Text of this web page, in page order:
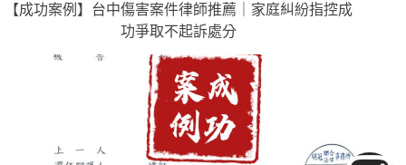
【成功案例】台中傷害案件律師推薦｜家庭糾紛指控成
功爭取不起訴處分